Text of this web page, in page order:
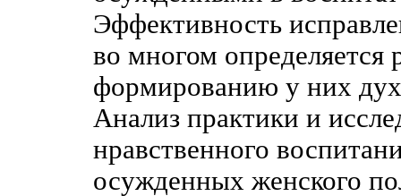
Эффективность
во многом определяется
формированию у них
Анализ практики и
нравственного
осужденных женского